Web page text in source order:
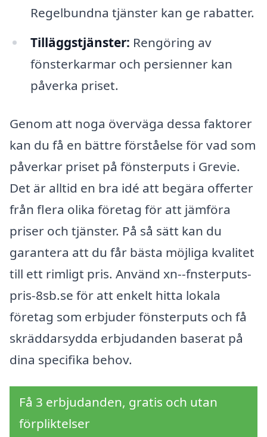
Regelbundna tjänster kan ge rabatter.
Tilläggstjänster: Rengöring av
fönsterkarmar och persienner kan
påverka priset.
Genom att noga överväga dessa faktorer
kan du få en bättre förståelse för vad som
påverkar priset på fönsterputs i Grevie.
Det är alltid en bra idé att begära offerter
från flera olika företag för att jämföra
priser och tjänster. På så sätt kan du
garantera att du får bästa möjliga kvalitet
till ett rimligt pris. Använd xn--fnsterputs-
pris-8sb.se för att enkelt hitta lokala
företag som erbjuder fönsterputs och få
skräddarsydda erbjudanden baserat på
dina specifika behov.
Få 3 erbjudanden, gratis och utan
förpliktelser